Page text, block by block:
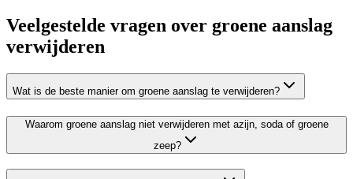
Veelgestelde vragen over groene aanslag
verwijderen
Wat is de beste manier om groene aanslag te verwijderen?
Waarom groene aanslag niet verwijderen met azijn, soda of groene
zeep?